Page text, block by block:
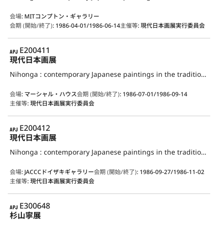
会場: MITコンプトン・ギャラリー
会期 (開始/終了): 1986-04-01/1986-06-14主催等:現代日本画展実行委員会
APJ
E200411
現代日本画展
Nihonga : contemporary Japanese paintings in the traditional style
会場: マーシャル・ハウス会期 (開始/終了): 1986-07-01/1986-09-14
主催等:現代日本画展実行委員会
APJ
E200412
現代日本画展
Nihonga : contemporary Japanese paintings in the traditional style
会場: JACCCドイザキギャラリー会期 (開始/終了): 1986-09-27/1986-11-02
主催等:現代日本画展実行委員会
APJ
E300648
杉山寧展